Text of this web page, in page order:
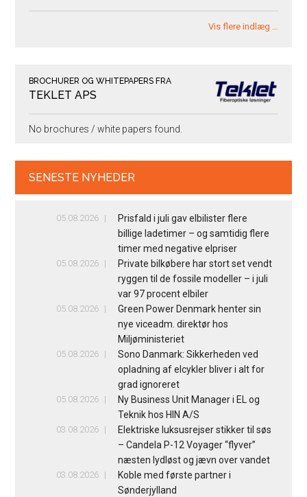
Vis flere indlæg …
BROCHURER OG WHITEPAPERS FRA
TEKLET APS
No brochures / white papers found.
SENESTE NYHEDER
05.08.2026
Prisfald i juli gav elbilister flere
billige ladetimer – og samtidig flere
timer med negative elpriser
05.08.2026
Private bilkøbere har stort set vendt
ryggen til de fossile modeller – i juli
var 97 procent elbiler
05.08.2026
Green Power Denmark henter sin
nye viceadm. direktør hos
Miljøministeriet
05.08.2026
Sono Danmark: Sikkerheden ved
opladning af elcykler bliver i alt for
grad ignoreret
05.08.2026
Ny Business Unit Manager i EL og
Teknik hos HIN A/S
03.08.2026
Elektriske luksusrejser stikker til søs
– Candela P-12 Voyager “flyver”
næsten lydløst og jævn over vandet
03.08.2026
Koble med første partner i
Sønderjylland